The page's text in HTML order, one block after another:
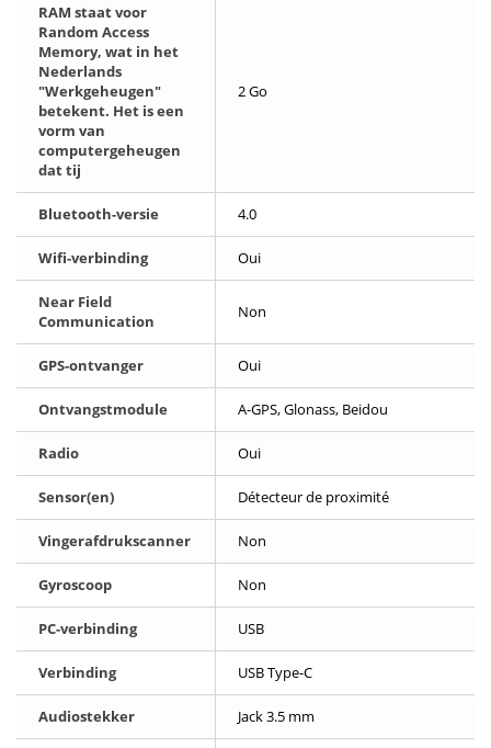
RAM staat voor
Random Access
Memory, wat in het
Nederlands
"Werkgeheugen"
betekent. Het is een
vorm van
computergeheugen
dat tij
2 Go
Bluetooth-versie 4.0
Wifi-verbinding Oui
Near Field
Communication
Non
GPS-ontvanger Oui
Ontvangstmodule A-GPS, Glonass, Beidou
Radio Oui
Sensor(en) Détecteur de proximité
Vingerafdrukscanner Non
Gyroscoop Non
PC-verbinding USB
Verbinding USB Type-C
Audiostekker Jack 3.5 mm